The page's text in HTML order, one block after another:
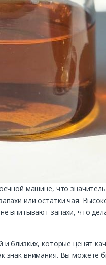
машине, что
или остатки чая.
впитывают запахи, что
близких, которые ценят
знак внимания. Вы можете